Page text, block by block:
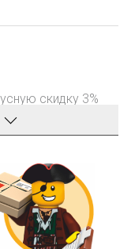
скидку 3%
000₽, оплатите
150₽ на